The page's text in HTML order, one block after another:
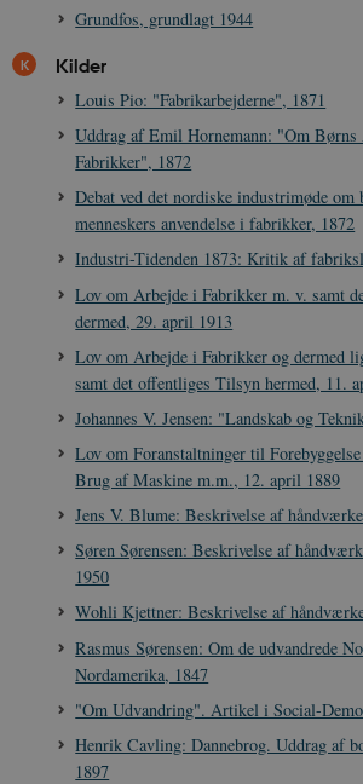
Grundfos, grundlagt 1944
Kilder
Louis Pio: "Fabrikarbejderne", 1871
Uddrag af Emil Hornemann: "Om Børns
Fabrikker", 1872
Debat ved det nordiske industrimøde om
menneskers anvendelse i fabrikker, 1872
Industri-Tidenden 1873: Kritik af
Lov om Arbejde i Fabrikker m. v. samt
dermed, 29. april 1913
Lov om Arbejde i Fabrikker og dermed
samt det offentliges Tilsyn hermed, 11.
Johannes V. Jensen: "Landskab og
Lov om Foranstaltninger til
Brug af Maskine m.m., 12. april 1889
Jens V. Blume: Beskrivelse af
Søren Sørensen: Beskrivelse af
1950
Wohli Kjettner: Beskrivelse af
Rasmus Sørensen: Om de udvandrede
Nordamerika, 1847
"Om Udvandring". Artikel i Social-
Henrik Cavling: Dannebrog. Uddrag af
1897